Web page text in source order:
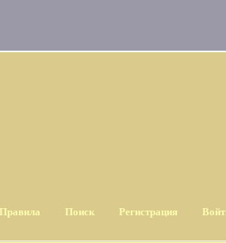
Правила Поиск Регистрация